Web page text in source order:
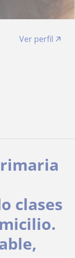
Ver perfil
clases